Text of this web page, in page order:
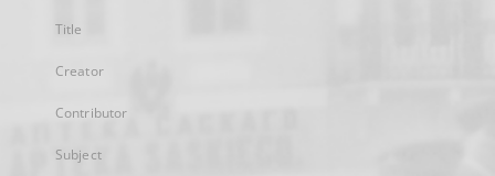
Title
Creator
Contributor
Subject